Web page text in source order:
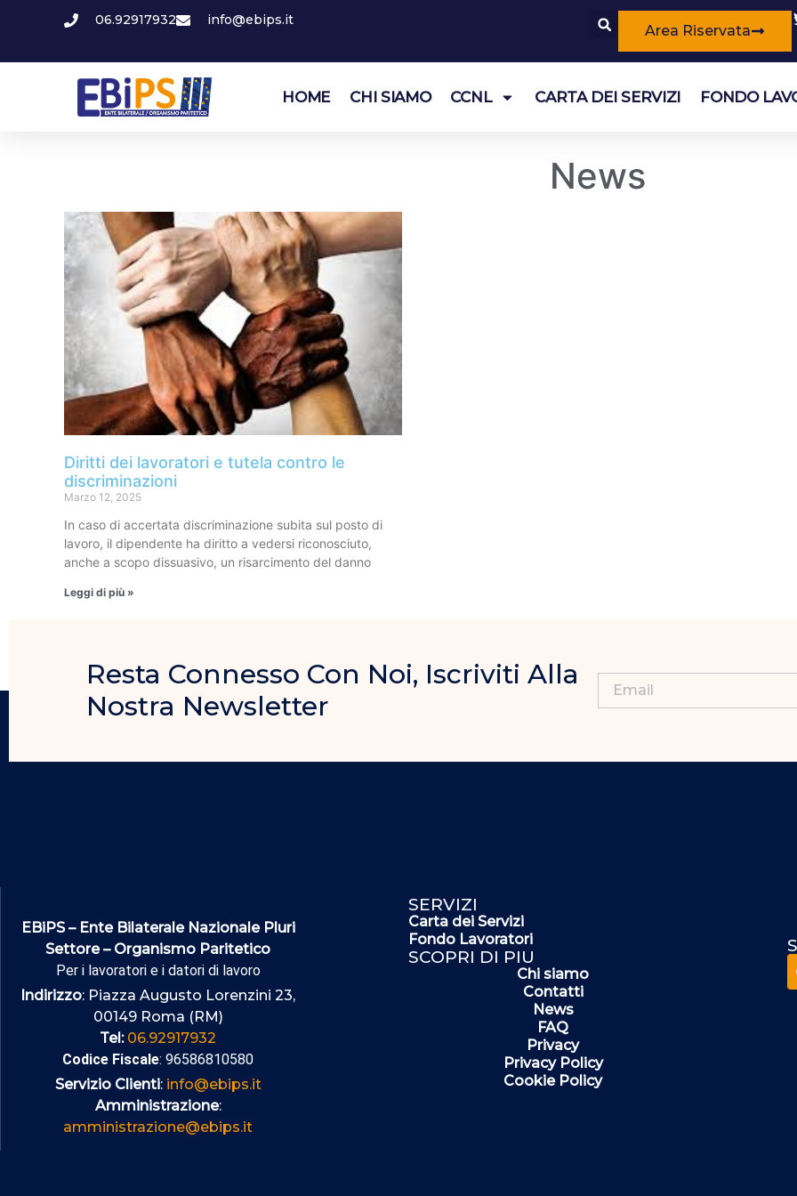
06.92917932 info@ebips.it
Area Riservata
HOME CHI SIAMO CCNL CARTA DEI SERVIZI FONDO
News
Diritti dei lavoratori e tutela contro le
discriminazioni
Marzo 12, 2025
In caso di accertata discriminazione subita sul posto di
lavoro, il dipendente ha diritto a vedersi riconosciuto,
anche a scopo dissuasivo, un risarcimento del danno
Leggi di più »
Resta Connesso Con Noi, Iscriviti Alla
Nostra Newsletter
EBiPS – Ente Bilaterale Nazionale Pluri
Settore – Organismo Paritetico
Per i lavoratori e i datori di lavoro
Indirizzo: Piazza Augusto Lorenzini 23,
00149 Roma (RM)
Tel: 06.92917932
Codice Fiscale: 96586810580
Servizio Clienti: info@ebips.it
Amministrazione:
amministrazione@ebips.it
SERVIZI
Carta dei Servizi
Fondo Lavoratori
SCOPRI DI PIU
Chi siamo
Contatti
News
FAQ
Privacy
Privacy Policy
Cookie Policy